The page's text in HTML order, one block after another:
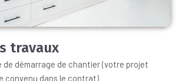
travaux
de démarrage de chantier (votre projet
convenu dans le contrat)